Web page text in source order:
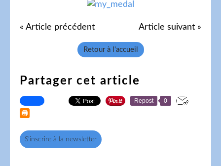
« Article précédent Article suivant »
Retour à l'accueil
Partager cet article
Repost 0
S'inscrire à la newsletter